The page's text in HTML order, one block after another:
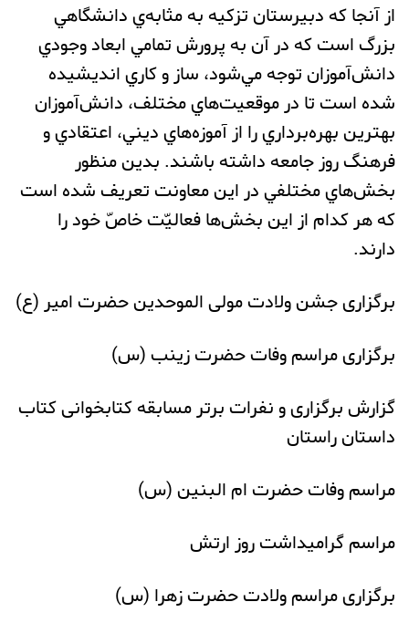
از آنجا كه دبيرستان تزکیه به مثابه‌ي دانشگاهي
بزرگ است كه در آن به پرورش تمامي ابعاد وجودي
دانش‌آموزان توجه مي‌شود، ساز و كاري انديشيده
شده است تا در موقعيت‌هاي مختلف، دانش‌آموزان
بهترين بهره‌برداري را از آموزه‌هاي ديني، اعتقادي و
فرهنگ روز جامعه داشته باشند. بدين منظور
بخش‌هاي مختلفي در اين معاونت تعريف شده است
كه هر کدام از این بخش‌ها فعالیّت خاصّ خود را
دارند.
برگزاری جشن ولادت مولی الموحدین حضرت امیر (ع)
برگزاری مراسم وفات حضرت زینب (س)
گزارش برگزاری و نفرات برتر مسابقه کتابخوانی کتاب
داستان راستان
مراسم وفات حضرت ام البنین (س)
مراسم گرامیداشت روز ارتش
برگزاری مراسم ولادت حضرت زهرا (س)